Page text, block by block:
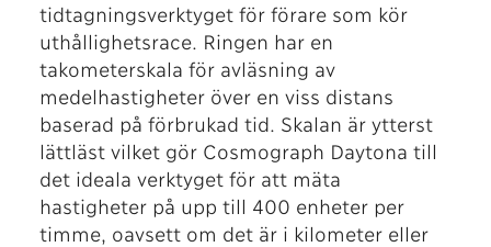
tidtagningsverktyget för förare som kör
uthållighetsrace. Ringen har en
takometerskala för avläsning av
medelhastigheter över en viss distans
baserad på förbrukad tid. Skalan är ytterst
lättläst vilket gör Cosmograph Daytona till
det ideala verktyget för att mäta
hastigheter på upp till 400 enheter per
timme, oavsett om det är i kilometer eller